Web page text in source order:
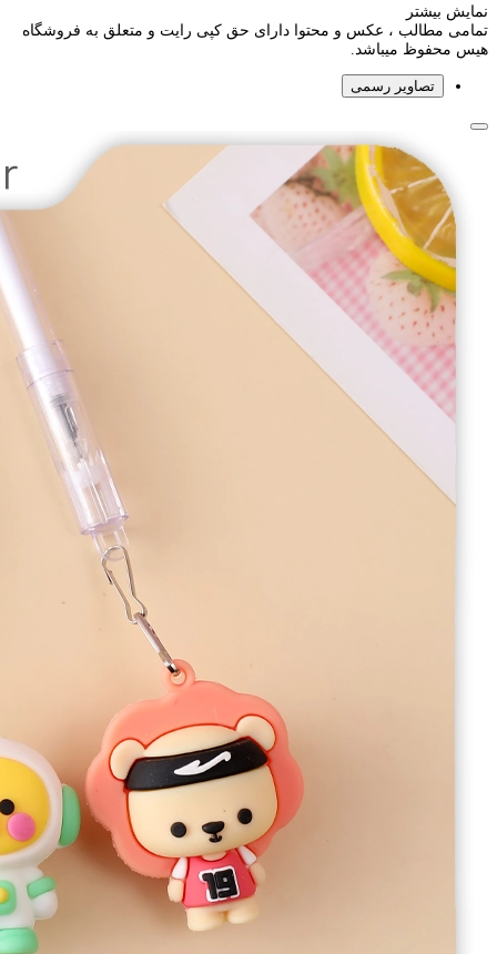
نمایش بیشتر
تمامی مطالب ، عکس و محتوا دارای حق کپی رایت و متعلق به فروشگاه
هیس محفوظ میباشد.
تصاویر رسمی